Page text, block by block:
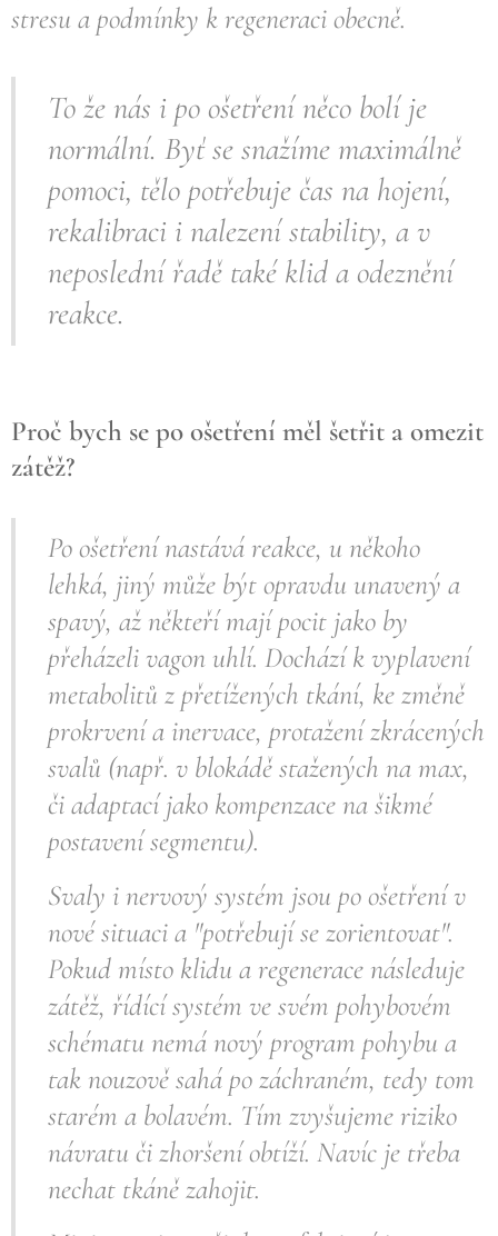
stresu a podmínky k regeneraci obecně.
To že nás i po ošetření něco bolí je
normální. Byť se snažíme maximálně
pomoci, tělo potřebuje čas na hojení,
rekalibraci i nalezení stability, a v
neposlední řadě také klid a odeznění
reakce.
Proč bych se po ošetření měl šetřit a omezit
zátěž?
Po ošetření nastává reakce, u někoho
lehká, jiný může být opravdu unavený a
spavý, až někteří mají pocit jako by
přeházeli vagon uhlí. Dochází k vyplavení
metabolitů z přetížených tkání, ke změně
prokrvení a inervace, protažení zkrácených
svalů (např. v blokádě stažených na max,
či adaptací jako kompenzace na šikmé
postavení segmentu).
Svaly i nervový systém jsou po ošetření v
nové situaci a "potřebují se zorientovat".
Pokud místo klidu a regenerace následuje
zátěž, řídící systém ve svém pohybovém
schématu nemá nový program pohybu a
tak nouzově sahá po záchraném, tedy tom
starém a bolavém. Tím zvyšujeme riziko
návratu či zhoršení obtíží. Navíc je třeba
nechat tkáně zahojit.